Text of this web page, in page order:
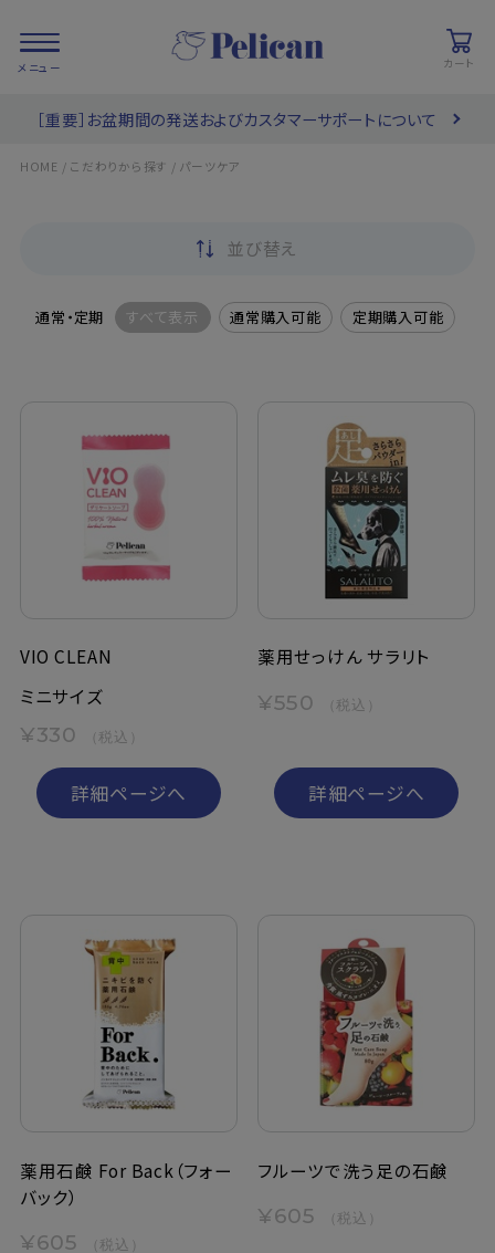
カート
PRODUCTS/ 商品を探す
定期購入
ペリカン石鹸について
ご利用案内
よくあるご質問
利用規約
［重要］お盆期間の発送およびカスタマーサポートについて
HOME / こだわりから探す / パーツケア
並び替え
通常・定期 すべて表示 通常購入可能 定期購入可能
VIO CLEAN
ミニサイズ
¥330 （税込）
詳細ページへ
薬用せっけん サラリト
¥550 （税込）
詳細ページへ
薬用石鹸 For Back（フォー
バック）
¥605 （税込）
フルーツで洗う足の石鹸
¥605 （税込）